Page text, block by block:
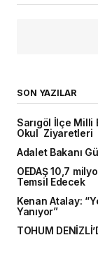
SON YAZILAR
Sarıgöl İlçe Milli
Okul Ziyaretleri
Adalet Bakanı
OEDAŞ 10,7
Temsil Edecek
Kenan Atalay:
Yanıyor”
TOHUM